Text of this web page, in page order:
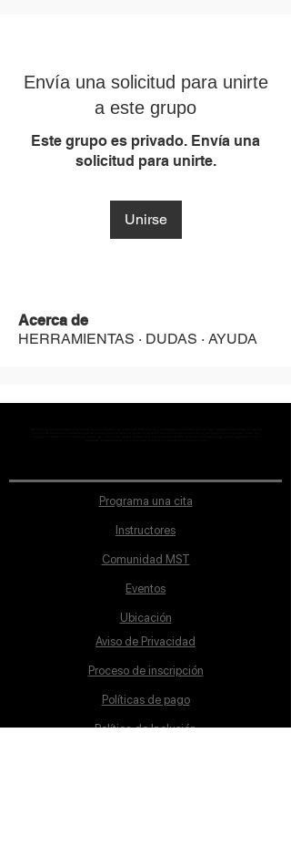
Envía una solicitud para unirte
a este grupo
Este grupo es privado. Envía una
solicitud para unirte.
Unirse
Acerca de
HERRAMIENTAS · DUDAS · AYUDA
Programa una cita
Instructores
Comunidad MST
Eventos
Ubicación
Aviso de Privacidad
Proceso de inscripción
Políticas de pago
Política de Inclusión